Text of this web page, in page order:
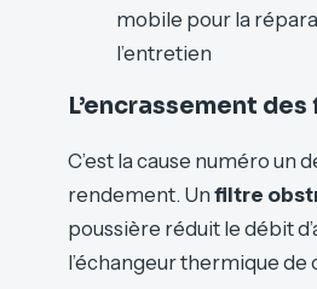
mobile pour la
l’entretien
L’encrassement
C’est la cause numéro un
rendement. Un filtre
poussière réduit le débit
l’échangeur thermique de